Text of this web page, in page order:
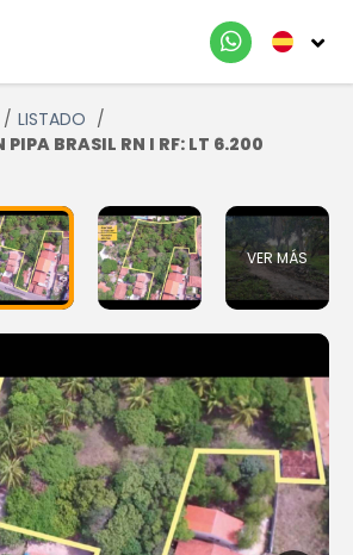
LISTADO
PIPA BRASIL RN I RF: LT 6.200
VER MÁS